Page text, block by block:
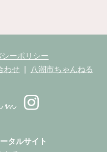
ーポリシー
わせ 八潮市ちゃんねる
タルサイト